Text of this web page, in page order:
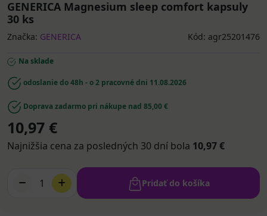
GENERICA Magnesium sleep comfort kapsuly
30 ks
Značka: GENERICA Kód: agr25201476
Na sklade
odoslanie do 48h - o 2 pracovné dni 11.08.2026
Doprava zadarmo pri nákupe nad 85,00 €
10,97 €
Najnižšia cena za posledných 30 dní bola 10,97 €
1 Pridať do košíka